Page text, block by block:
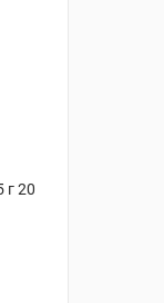
г 20